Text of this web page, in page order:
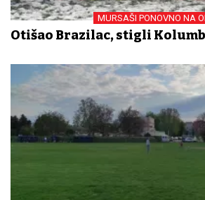
MURSAŠI PONOVNO NA
Otišao Brazilac, stigli